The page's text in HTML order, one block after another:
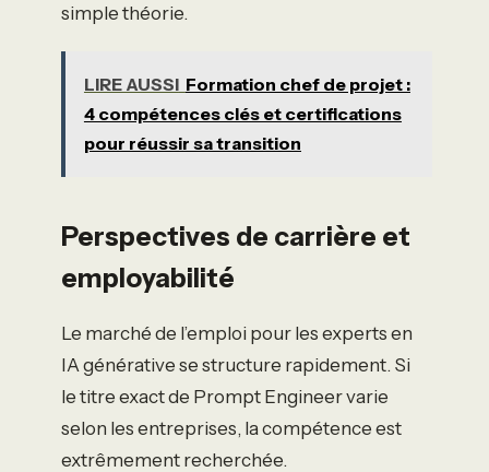
simple théorie.
LIRE AUSSI Formation chef de projet :
4 compétences clés et certifications
pour réussir sa transition
Perspectives de carrière et
employabilité
Le marché de l’emploi pour les experts en
IA générative se structure rapidement. Si
le titre exact de Prompt Engineer varie
selon les entreprises, la compétence est
extrêmement recherchée.